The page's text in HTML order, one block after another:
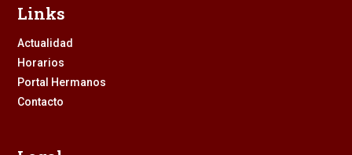
Links
Actualidad
Horarios
Portal Hermanos
Contacto